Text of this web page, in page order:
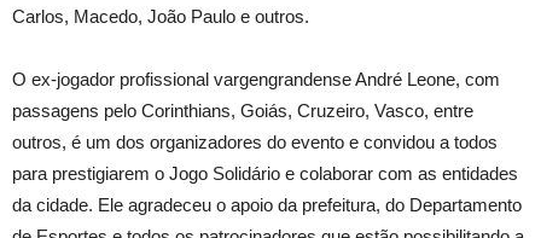
Carlos, Macedo, João Paulo e outros.
O ex-jogador profissional vargengrandense André Leone, com
passagens pelo Corinthians, Goiás, Cruzeiro, Vasco, entre
outros, é um dos organizadores do evento e convidou a todos
para prestigiarem o Jogo Solidário e colaborar com as entidades
da cidade. Ele agradeceu o apoio da prefeitura, do Departamento